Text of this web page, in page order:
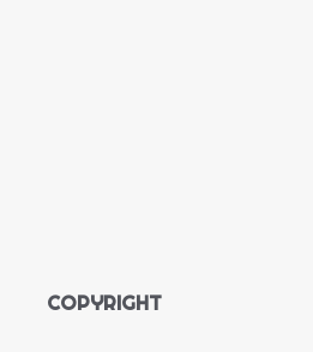
COPYRIGHT